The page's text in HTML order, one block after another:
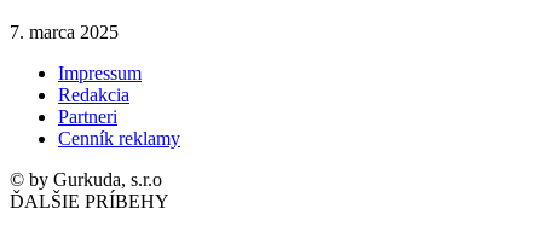
7. marca 2025
Impressum
Redakcia
Partneri
Cenník reklamy
© by Gurkuda, s.r.o
ĎALŠIE PRÍBEHY